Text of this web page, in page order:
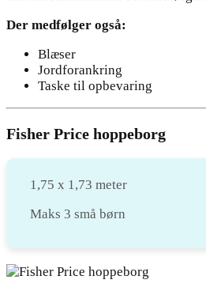
Der medfølger også:
Blæser
Jordforankring
Taske til opbevaring
Fisher Price hoppeborg
1,75 x 1,73 meter
Maks 3 små børn